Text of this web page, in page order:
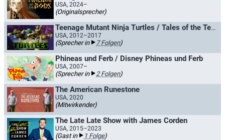
USA, 2024–
(Originalsprecher)
Teenage Mutant Ninja Turtles / Tales of the Teenage Mutant Ninja Turtles
USA, 2012–2017
(Sprecher in 7 Folgen)
Phineas und Ferb / Disney Phineas und Ferb
USA, 2007–
(Sprecher in 2 Folgen)
The American Runestone
USA, 2020
(Mitwirkender)
The Late Late Show with James Corden
USA, 2015–2023
(Gast in 1 Folge)